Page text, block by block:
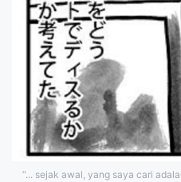
“... sejak awal, yang saya cari